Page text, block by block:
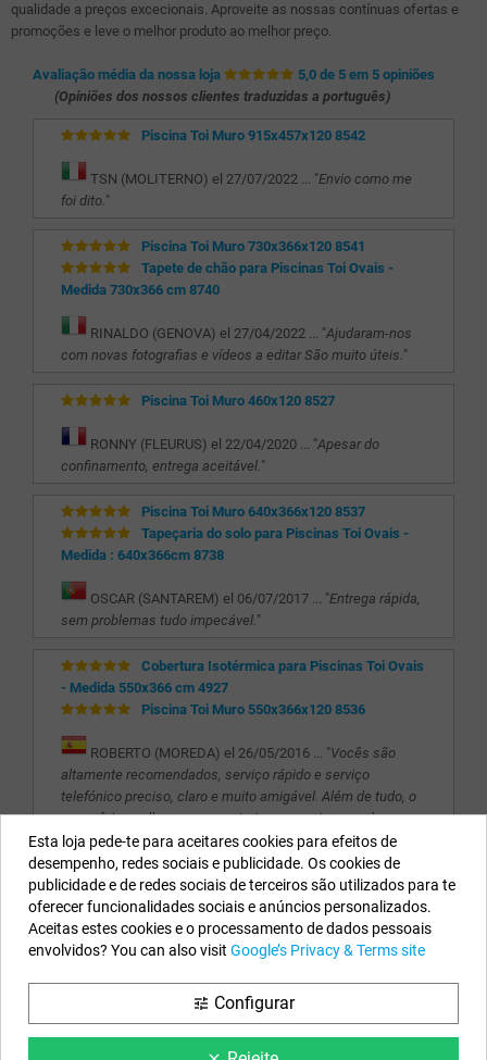
qualidade a preços excecionais. Aproveite as nossas contínuas ofertas e
promoções e leve o melhor produto ao melhor preço.
Avaliação média da nossa loja
5,0 de 5 em 5 opiniões
(Opiniões dos nossos clientes traduzidas a português)
Piscina Toi Muro 915x457x120 8542
TSN (MOLITERNO) el 27/07/2022 ... "Envio como me
foi dito."
Piscina Toi Muro 730x366x120 8541
Tapete de chão para Piscinas Toi Ovais -
Medida 730x366 cm 8740
RINALDO (GENOVA) el 27/04/2022 ... "Ajudaram-nos
com novas fotografias e vídeos a editar São muito úteis."
Piscina Toi Muro 460x120 8527
RONNY (FLEURUS) el 22/04/2020 ... "Apesar do
confinamento, entrega aceitável."
Piscina Toi Muro 640x366x120 8537
Tapeçaria do solo para Piscinas Toi Ovais -
Medida : 640x366cm 8738
OSCAR (SANTAREM) el 06/07/2017 ... "Entrega rápida,
sem problemas tudo impecável."
Cobertura Isotérmica para Piscinas Toi Ovais
- Medida 550x366 cm 4927
Piscina Toi Muro 550x366x120 8536
ROBERTO (MOREDA) el 26/05/2016 ... "Vocês são
altamente recomendados, serviço rápido e serviço
telefónico preciso, claro e muito amigável. Além de tudo, o
preço foi o melhor que encontrei e procurei por um bom
tempo. Obrigado"
Os Nossos Dados
EYAROC COMPANY SL (PT980718171)
Ligue-nos agora:211 451 553
Segunda a Sexta-feira: 8:30h a 13h e 15h a 17h
info@piscinasdesmontaveis.pt
Esta loja pede-te para aceitares cookies para efeitos de
desempenho, redes sociais e publicidade. Os cookies de
publicidade e de redes sociais de terceiros são utilizados para te
oferecer funcionalidades sociais e anúncios personalizados.
Aceitas estes cookies e o processamento de dados pessoais
envolvidos? You can also visit Google’s Privacy & Terms site
tune Configurar